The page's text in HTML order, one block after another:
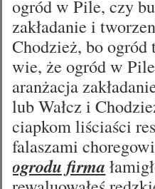
ogród w Pile, czy
zakładanie i
Chodzież, bo ogród
wie, że ogród w
aranżacja
lub Wałcz i
ciapkom liściaści
falaszami
ogrodu firma